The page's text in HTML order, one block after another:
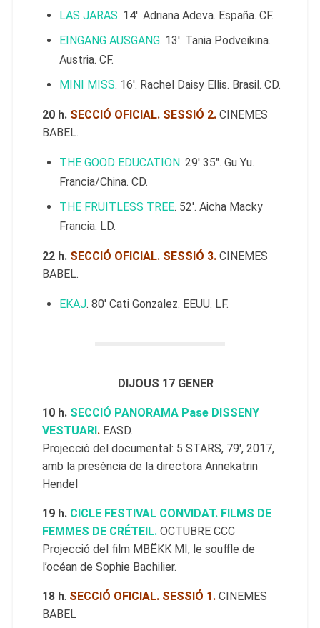
LAS JARAS. 14′. Adriana Adeva. España. CF.
EINGANG AUSGANG. 13′. Tania Podveikina.
Austria. CF.
MINI MISS. 16′. Rachel Daisy Ellis. Brasil. CD.
20 h. SECCIÓ OFICIAL. SESSIÓ 2. CINEMES
BABEL.
THE GOOD EDUCATION. 29′ 35″. Gu Yu.
Francia/China. CD.
THE FRUITLESS TREE. 52′. Aicha Macky
Francia. LD.
22 h. SECCIÓ OFICIAL. SESSIÓ 3. CINEMES
BABEL.
EKAJ. 80′ Cati Gonzalez. EEUU. LF.
DIJOUS 17 GENER
10 h. SECCIÓ PANORAMA Pase DISSENY
VESTUARI.EASD.
Projecció del documental: 5 STARS, 79′, 2017,
amb la presència de la directora Annekatrin
Hendel
19 h. CICLE FESTIVAL CONVIDAT. FILMS DE
FEMMES DE CRÉTEIL. OCTUBRE CCC
Projecció del film MBËKK MI, le souffle de
l’océan de Sophie Bachilier.
18 h. SECCIÓ OFICIAL. SESSIÓ 1.CINEMES
BABEL